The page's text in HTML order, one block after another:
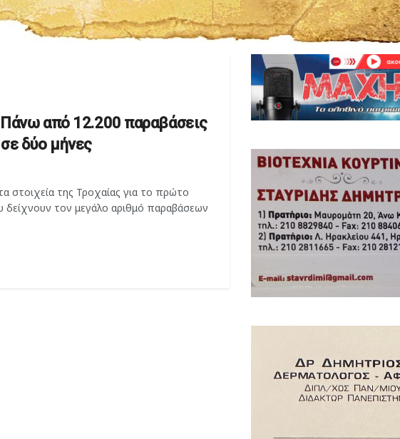
από 12.200 παραβάσεις
δύο μήνες
τα στοιχεία της Τροχαίας για το πρώτο
δείχνουν τον μεγάλο αριθμό παραβάσεων